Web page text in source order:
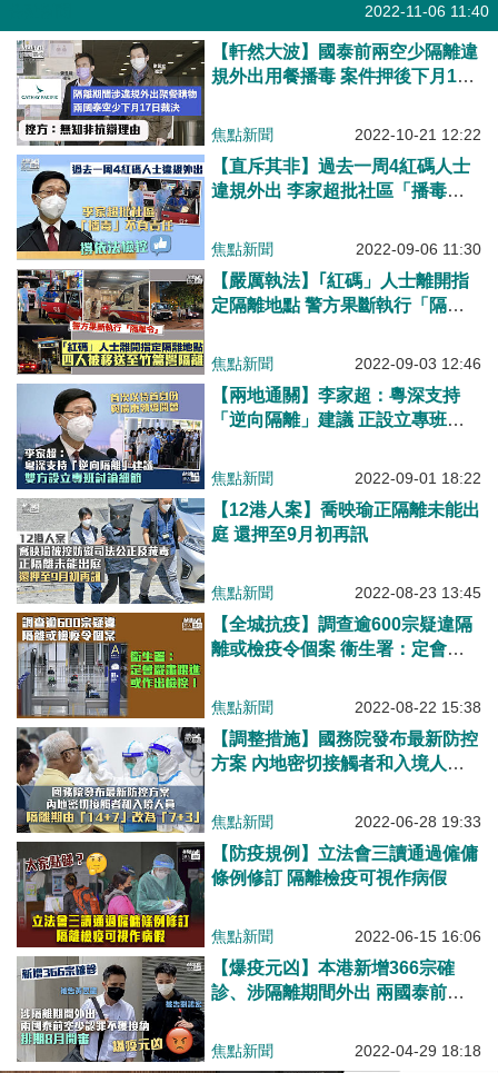
2022-11-06 11:40
【軒然大波】國泰前兩空少隔離違
規外出用餐播毒 案件押後下月17
焦點新聞 2022-10-21 12:22
【直斥其非】過去一周4紅碼人士
違規外出 李家超批社區「播毒」
焦點新聞 2022-09-06 11:30
【嚴厲執法】｢紅碼」人士離開指
定隔離地點 警方果斷執行「隔離
施
焦點新聞 2022-09-03 12:46
【兩地通關】李家超：粵深支持
「逆向隔離」建議 正設立專班討
焦點新聞 2022-09-01 18:22
【12港人案】喬映瑜正隔離未能出
庭 還押至9月初再訊
焦點新聞 2022-08-23 13:45
【全城抗疫】調查逾600宗疑違隔
離或檢疫令個案 衞生署：定會嚴
焦點新聞 2022-08-22 15:38
【調整措施】國務院發布最新防控
方案 內地密切接觸者和入境人員
焦點新聞 2022-06-28 19:33
【防疫規例】立法會三讀通過僱傭
條例修訂 隔離檢疫可視作病假
焦點新聞 2022-06-15 16:06
【爆疫元凶】本港新增366宗確
診、涉隔離期間外出 兩國泰前空
焦點新聞 2022-04-29 18:18